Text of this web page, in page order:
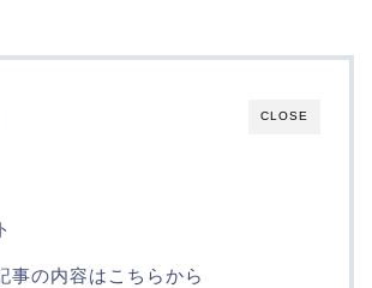
CLOSE
事の内容はこちらから